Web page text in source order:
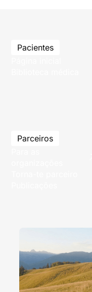
Pacientes
Parceiros